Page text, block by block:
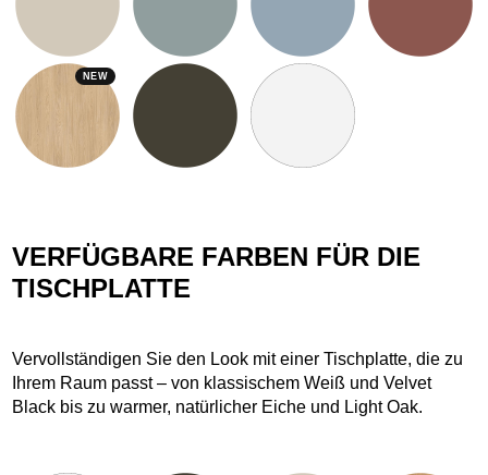
NEW
VERFÜGBARE FARBEN FÜR DIE
TISCHPLATTE
Vervollständigen Sie den Look mit einer Tischplatte, die zu
Ihrem Raum passt – von klassischem Weiß und Velvet
Black bis zu warmer, natürlicher Eiche und Light Oak.